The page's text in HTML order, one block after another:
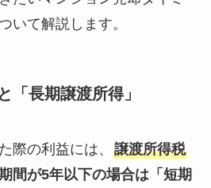
いて解説します。
「長期譲渡所得」
際の利益には、 譲渡所得税
間が5年以下の場合は「短期